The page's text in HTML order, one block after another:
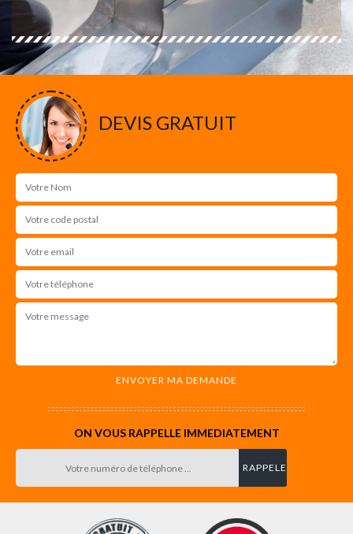
DEVIS GRATUIT
ON VOUS RAPPELLE IMMEDIATEMENT